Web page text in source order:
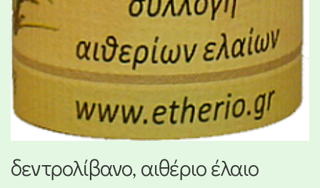
δεντρολίβανο, αιθέριο έλαιο